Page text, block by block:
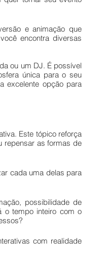
e animação que
encontra diversas
ou um DJ. É possível
única para o seu
excelente opção para
Este tópico reforça
repensar as formas de
cada uma delas para
possibilidade de
o tempo inteiro com o
com realidade